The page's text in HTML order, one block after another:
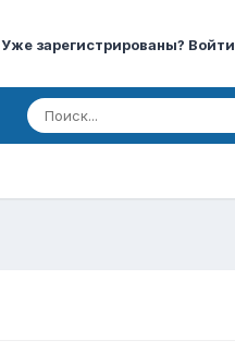
Уже зарегистрированы? Войти